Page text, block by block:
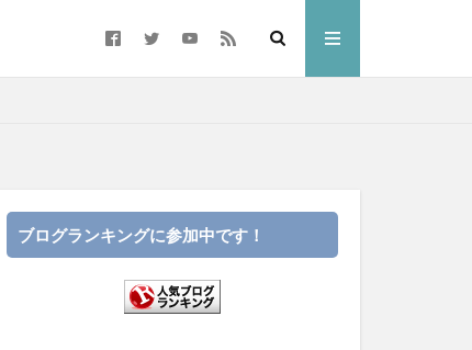
ブログランキングに参加中です！